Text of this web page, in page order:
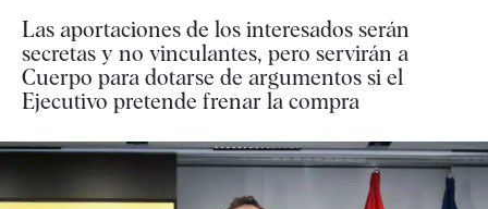
Las aportaciones de los interesados serán
secretas y no vinculantes, pero servirán a
Cuerpo para dotarse de argumentos si el
Ejecutivo pretende frenar la compra